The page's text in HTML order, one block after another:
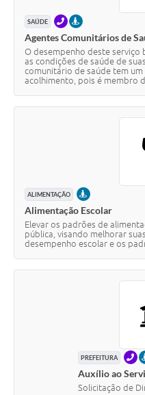
SAÚDE TELEFONEPRESENCIAL
Agentes Comunitários de
O desempenho deste serviço
as condições de saúde de
comunitário de saúde tem
acolhimento, pois é membro
ALIMENTAÇÃO PRESENCIAL
Alimentação Escolar
Elevar os padrões de
pública, visando melhorar
desempenho escolar e os
PREFEITURA
Auxílio ao
Solicitação de